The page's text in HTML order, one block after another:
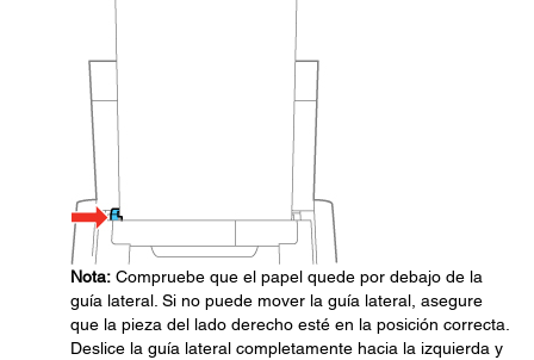
Nota: Compruebe que el papel quede por debajo de la
guía lateral. Si no puede mover la guía lateral, asegure
que la pieza del lado derecho esté en la posición correcta.
Deslice la guía lateral completamente hacia la izquierda y